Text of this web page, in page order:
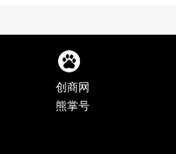
创商网
熊掌号